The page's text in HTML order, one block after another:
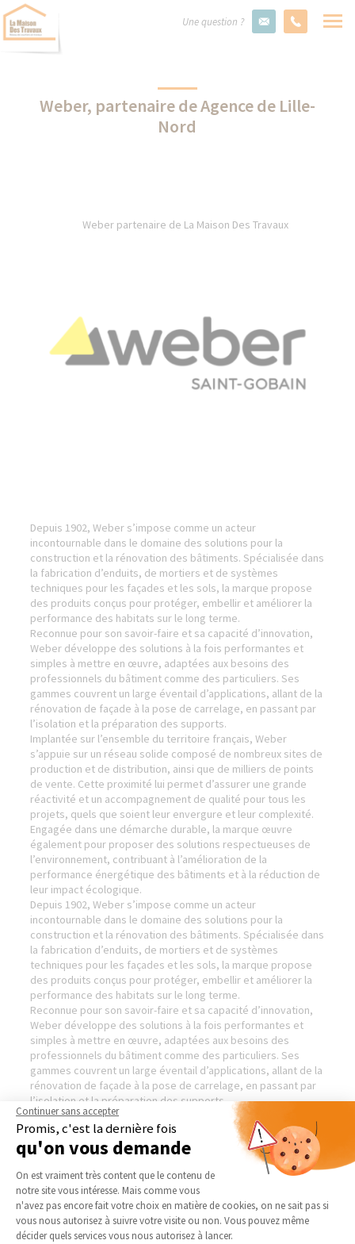
Une question ?
Weber, partenaire de Agence de Lille-
Nord
Weber partenaire de La Maison Des Travaux
Depuis 1902, Weber s’impose comme un acteur
incontournable dans le domaine des solutions pour la
construction et la rénovation des bâtiments. Spécialisée dans
la fabrication d’enduits, de mortiers et de systèmes
techniques pour les façades et les sols, la marque propose
des produits conçus pour protéger, embellir et améliorer la
performance des habitats sur le long terme.
Reconnue pour son savoir-faire et sa capacité d’innovation,
Weber développe des solutions à la fois performantes et
simples à mettre en œuvre, adaptées aux besoins des
professionnels du bâtiment comme des particuliers. Ses
gammes couvrent un large éventail d’applications, allant de la
rénovation de façade à la pose de carrelage, en passant par
l’isolation et la préparation des supports.
Implantée sur l’ensemble du territoire français, Weber
s’appuie sur un réseau solide composé de nombreux sites de
production et de distribution, ainsi que de milliers de points
de vente. Cette proximité lui permet d’assurer une grande
réactivité et un accompagnement de qualité pour tous les
projets, quels que soient leur envergure et leur complexité.
Engagée dans une démarche durable, la marque œuvre
également pour proposer des solutions respectueuses de
l’environnement, contribuant à l’amélioration de la
performance énergétique des bâtiments et à la réduction de
leur impact écologique.
Depuis 1902, Weber s’impose comme un acteur
incontournable dans le domaine des solutions pour la
construction et la rénovation des bâtiments. Spécialisée dans
la fabrication d’enduits, de mortiers et de systèmes
techniques pour les façades et les sols, la marque propose
des produits conçus pour protéger, embellir et améliorer la
performance des habitats sur le long terme.
Reconnue pour son savoir-faire et sa capacité d’innovation,
Weber développe des solutions à la fois performantes et
simples à mettre en œuvre, adaptées aux besoins des
professionnels du bâtiment comme des particuliers. Ses
gammes couvrent un large éventail d’applications, allant de la
rénovation de façade à la pose de carrelage, en passant par
l’isolation et la préparation des supports.
Implantée sur l’ensemble du territoire français, Weber
s’appuie sur un réseau solide composé de nombreux sites de
production et de distribution, ainsi que de milliers de points
de vente. Cette proximité lui permet d’assurer une grande
réactivité et un accompagnement de qualité pour tous les
projets, quels que soient leur envergure et leur complexité.
Engagée dans une démarche durable, la marque œuvre
également pour proposer des solutions respectueuses de
l’environnement, contribuant à l’amélioration de la
Continuer sans accepter
Promis, c'est la dernière fois
qu'on vous demande
Plateforme de Gestion du
On est vraiment très content que le contenu de
notre site vous intéresse. Mais comme vous
n'avez pas encore fait votre choix en matière de cookies, on ne sait pas si
vous nous autorisez à suivre votre visite ou non. Vous pouvez même
décider quels services vous nous autorisez à lancer.
Axeptio consent